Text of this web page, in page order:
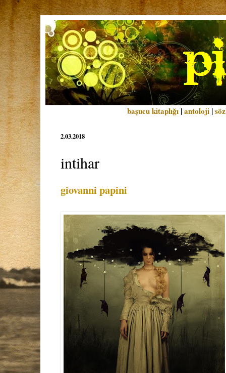
başucu kitaplığı |antoloji |
2.03.2018
intihar
giovanni papini